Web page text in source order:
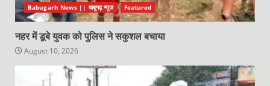
Babugarh News || बाबूगढ़ न्यूज़ Featured
नहर में डूबे युवक को पुलिस ने सकुशल बचाया
August 10, 2026